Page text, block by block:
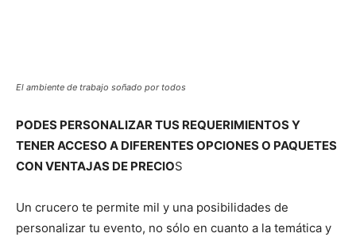
El ambiente de trabajo soñado por todos
PODES PERSONALIZAR TUS REQUERIMIENTOS Y
TENER ACCESO A DIFERENTES OPCIONES O PAQUETES
CON VENTAJAS DE PRECIOS
Un crucero te permite mil y una posibilidades de
personalizar tu evento, no sólo en cuanto a la temática y